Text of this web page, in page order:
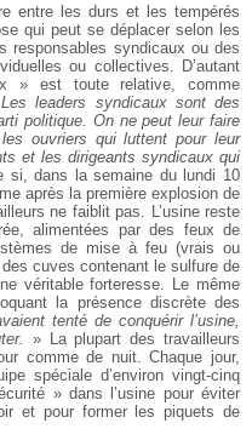
entre les durs et les tempérés
qui peut se déplacer selon les
responsables syndicaux ou des
ou collectives. D’autant
» est toute relative, comme
Les leaders syndicaux sont des
politique. On ne peut leur faire
ouvriers qui luttent pour leur
et les dirigeants syndicaux qui
si, dans la semaine du lundi 10
après la première explosion de
ne faiblit pas. L’usine reste
alimentées par des feux de
de mise à feu (vrais ou
cuves contenant le sulfure de
véritable forteresse. Le même
la présence discrète des
tenté de conquérir l’usine,
» La plupart des travailleurs
comme de nuit. Chaque jour,
spéciale d’environ vingt-cinq
» dans l’usine pour éviter
et pour former les piquets de